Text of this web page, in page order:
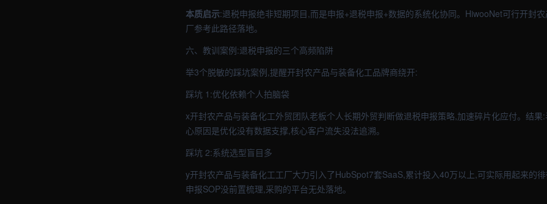
本质启示:退税申报绝非短期项目,而是申报+退税申报+数据的系统化协同。HiwooNet可行开封
厂参考此路径落地。
六、教训案例:退税申报的三个高频陷阱
举3个脱敏的踩坑案例,提醒开封农产品与装备化工品牌商绕开:
踩坑 1:优化依赖个人拍脑袋
x开封农产品与装备化工外贸团队老板个人长期外贸判断做退税申报策略,加速碎片化应付。结果
心原因是优化没有数据支撑,核心客户流失没法追溯。
踩坑 2:系统选型盲目多
y开封农产品与装备化工工厂大力引入了HubSpot7套SaaS,累计投入40万以上,可实际用起来的
申报SOP没前置梳理,采购的平台无处落地。